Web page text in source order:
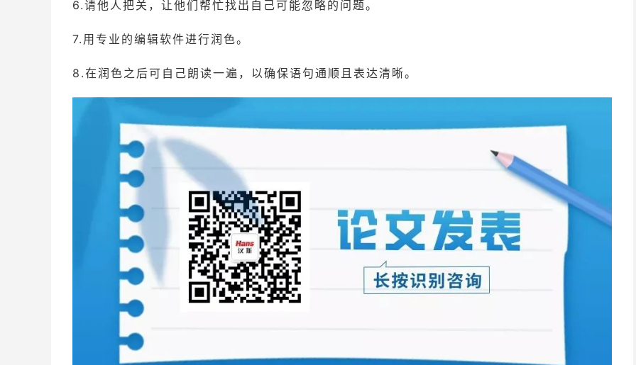
6.请他人把关，让他们帮忙找出自己可能忽略的问题。
7.用专业的编辑软件进行润色。
8.在润色之后可自己朗读一遍，以确保语句通顺且表达清晰。